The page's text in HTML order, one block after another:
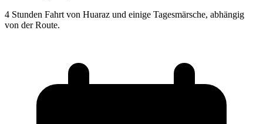
4 Stunden Fahrt von Huaraz und einige Tagesmärsche, abhängig
von der Route.